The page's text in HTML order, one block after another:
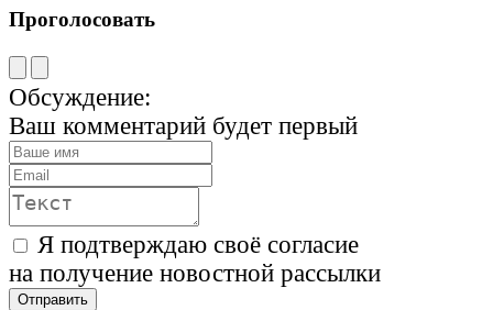
Проголосовать
Обсуждение:
Ваш комментарий будет первый
Я подтверждаю своё согласие
на получение новостной рассылки